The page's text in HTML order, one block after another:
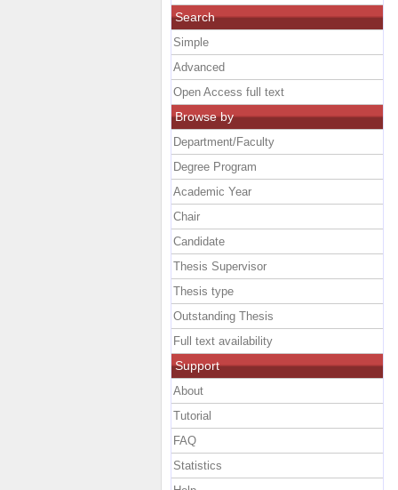
Search
Simple
Advanced
Open Access full text
Browse by
Department/Faculty
Degree Program
Academic Year
Chair
Candidate
Thesis Supervisor
Thesis type
Outstanding Thesis
Full text availability
Support
About
Tutorial
FAQ
Statistics